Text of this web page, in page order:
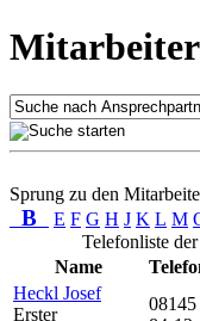
Sprung zu den
B E F G H J K L M
Telefonliste
Name
Heckl Josef
Erster
08145